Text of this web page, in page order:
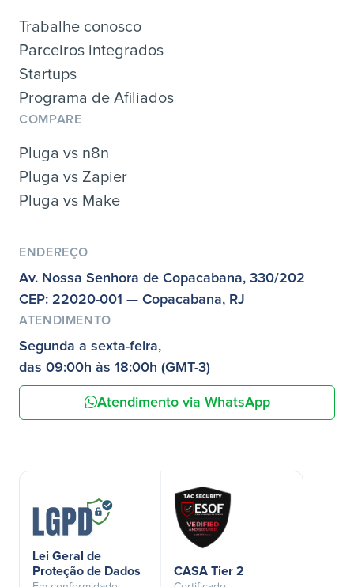
Trabalhe conosco
Parceiros integrados
Startups
Programa de Afiliados
COMPARE
Pluga vs n8n
Pluga vs Zapier
Pluga vs Make
ENDEREÇO
Av. Nossa Senhora de Copacabana, 330/202
CEP: 22020-001 — Copacabana, RJ
ATENDIMENTO
Segunda a sexta-feira,
das 09:00h às 18:00h (GMT-3)
Atendimento via WhatsApp
Lei Geral de
Proteção de Dados
CASA Tier 2